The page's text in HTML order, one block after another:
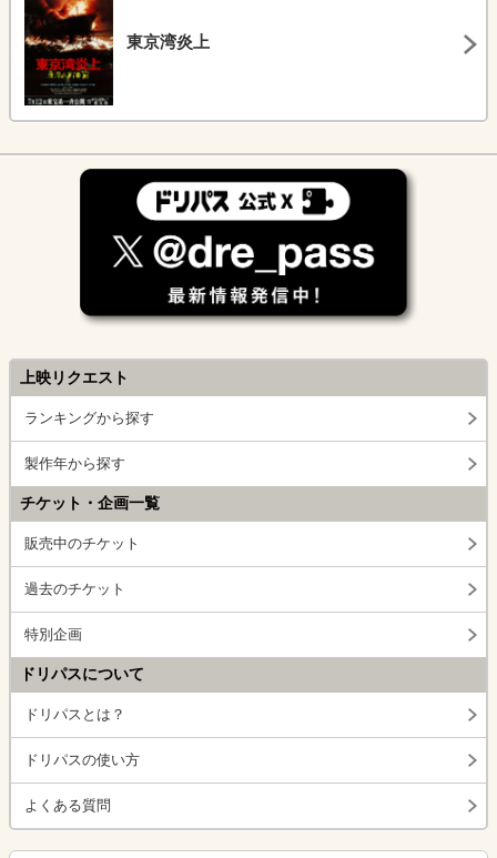
東京湾炎上
上映リクエスト
ランキングから探す
製作年から探す
チケット・企画一覧
販売中のチケット
過去のチケット
特別企画
ドリパスについて
ドリパスとは？
ドリパスの使い方
よくある質問